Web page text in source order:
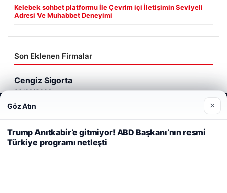
Kelebek sohbet platformu İle Çevrim içi İletişimin Seviyeli
Adresi Ve Muhabbet Deneyimi
Son Eklenen Firmalar
Cengiz Sigorta
23/06/2026
Web sitemizi nasıl kullandığınızı daha iyi anlayabilmek,
deneyiminizi kişiselleştirmek ve geliştirmek amacıyla çerezler
kullanıyoruz.Çerez Politikamız
Reddet Kabul Et
Göz Atın ×
Trump Anıtkabir’e gitmiyor! ABD Başkanı’nın resmi
Türkiye programı netleşti